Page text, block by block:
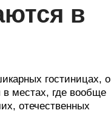
в
гостиницах, о
в местах, где вообще
отечественных